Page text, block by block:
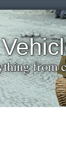
from